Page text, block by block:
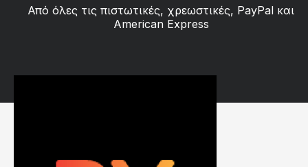
Από όλες τις πιστωτικές, χρεωστικές, PayPal και
American Express